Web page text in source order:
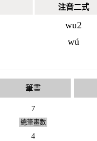
注音二式
wu2
wú
筆畫
7
總筆畫數
4